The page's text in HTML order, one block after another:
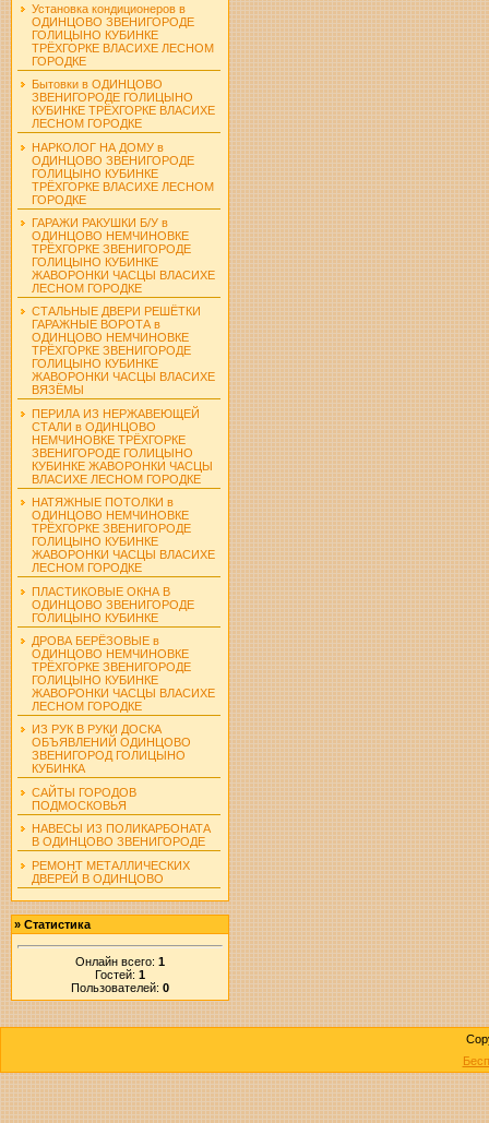
Установка кондиционеров в
ОДИНЦОВО ЗВЕНИГОРОДЕ
ГОЛИЦЫНО КУБИНКЕ
ТРЁХГОРКЕ ВЛАСИХЕ ЛЕСНОМ
ГОРОДКЕ
Бытовки в ОДИНЦОВО
ЗВЕНИГОРОДЕ ГОЛИЦЫНО
КУБИНКЕ ТРЁХГОРКЕ ВЛАСИХЕ
ЛЕСНОМ ГОРОДКЕ
НАРКОЛОГ НА ДОМУ в
ОДИНЦОВО ЗВЕНИГОРОДЕ
ГОЛИЦЫНО КУБИНКЕ
ТРЁХГОРКЕ ВЛАСИХЕ ЛЕСНОМ
ГОРОДКЕ
ГАРАЖИ РАКУШКИ Б/У в
ОДИНЦОВО НЕМЧИНОВКЕ
ТРЁХГОРКЕ ЗВЕНИГОРОДЕ
ГОЛИЦЫНО КУБИНКЕ
ЖАВОРОНКИ ЧАСЦЫ ВЛАСИХЕ
ЛЕСНОМ ГОРОДКЕ
СТАЛЬНЫЕ ДВЕРИ РЕШЁТКИ
ГАРАЖНЫЕ ВОРОТА в
ОДИНЦОВО НЕМЧИНОВКЕ
ТРЁХГОРКЕ ЗВЕНИГОРОДЕ
ГОЛИЦЫНО КУБИНКЕ
ЖАВОРОНКИ ЧАСЦЫ ВЛАСИХЕ
ВЯЗЁМЫ
ПЕРИЛА ИЗ НЕРЖАВЕЮЩЕЙ
СТАЛИ в ОДИНЦОВО
НЕМЧИНОВКЕ ТРЁХГОРКЕ
ЗВЕНИГОРОДЕ ГОЛИЦЫНО
КУБИНКЕ ЖАВОРОНКИ ЧАСЦЫ
ВЛАСИХЕ ЛЕСНОМ ГОРОДКЕ
НАТЯЖНЫЕ ПОТОЛКИ в
ОДИНЦОВО НЕМЧИНОВКЕ
ТРЁХГОРКЕ ЗВЕНИГОРОДЕ
ГОЛИЦЫНО КУБИНКЕ
ЖАВОРОНКИ ЧАСЦЫ ВЛАСИХЕ
ЛЕСНОМ ГОРОДКЕ
ПЛАСТИКОВЫЕ ОКНА В
ОДИНЦОВО ЗВЕНИГОРОДЕ
ГОЛИЦЫНО КУБИНКЕ
ДРОВА БЕРЁЗОВЫЕ в
ОДИНЦОВО НЕМЧИНОВКЕ
ТРЁХГОРКЕ ЗВЕНИГОРОДЕ
ГОЛИЦЫНО КУБИНКЕ
ЖАВОРОНКИ ЧАСЦЫ ВЛАСИХЕ
ЛЕСНОМ ГОРОДКЕ
ИЗ РУК В РУКИ ДОСКА
ОБЪЯВЛЕНИЙ ОДИНЦОВО
ЗВЕНИГОРОД ГОЛИЦЫНО
КУБИНКА
САЙТЫ ГОРОДОВ
ПОДМОСКОВЬЯ
НАВЕСЫ ИЗ ПОЛИКАРБОНАТА
В ОДИНЦОВО ЗВЕНИГОРОДЕ
РЕМОНТ МЕТАЛЛИЧЕСКИХ
ДВЕРЕЙ В ОДИНЦОВО
» Статистика
Онлайн всего: 1
Гостей: 1
Пользователей: 0